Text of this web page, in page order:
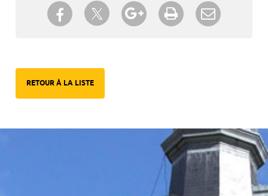
Partager sur Facebook
Partager sur TwitterPartager sur Google+
Imprimer
RETOUR À LA LISTE